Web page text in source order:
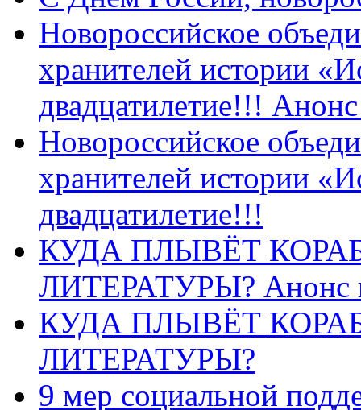
Новороссийское
хранителей истории
двадцатилетие!!!
Новороссийское
хранителей истории
двадцатилетие!!!
КУДА ПЛЫВЁТ
ЛИТЕРАТУРЫ? Анонс
КУДА ПЛЫВЁТ
ЛИТЕРАТУРЫ?
9 мер социальной